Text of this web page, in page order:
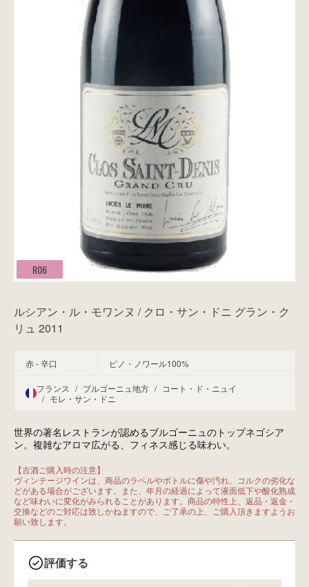
R06
ルシアン・ル・モワンヌ / クロ・サン・ドニ グラン・ク
リュ 2011
赤 - 辛口 ピノ・ノワール100%
フランス / ブルゴーニュ地方 / コート・ド・ニュイ
/ モレ・サン・ドニ
世界の著名レストランが認めるブルゴーニュのトップネゴシア
ン。複雑なアロマ広がる、フィネス感じる味わい。
【古酒ご購入時の注意】
ヴィンテージワインは、商品のラベルやボトルに傷や汚れ、コルクの劣化な
どがある場合がございます。また、年月の経過によって液面低下や酸化熟成
など味わいに変化がみられることがあります。商品の特性上、返品・返金・
交換などのご対応は致しかねますので、ご了承の上、ご購入頂きますようお
願い致します。
評価する